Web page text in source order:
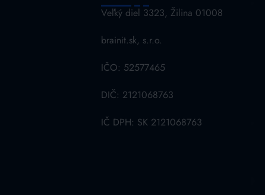
Veľký diel 3323, Žilina 01008
brainit.sk, s.r.o.
IČO: 52577465
DIČ: 2121068763
IČ DPH: SK 2121068763